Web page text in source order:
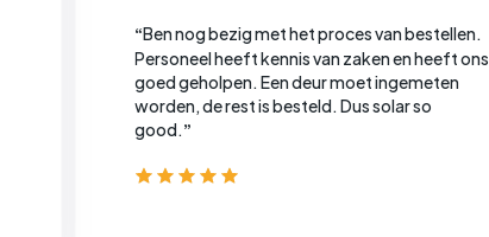
“Ben nog bezig met het proces van bestellen.
Personeel heeft kennis van zaken en heeft ons
goed geholpen. Een deur moet ingemeten
worden, de rest is besteld. Dus solar so
good.”